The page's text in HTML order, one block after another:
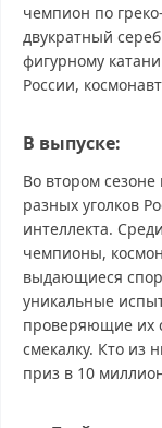
чемпион по
двукратный
фигурному
России,
В выпуске:
Во втором
разных уголков
интеллекта.
чемпионы,
выдающиеся
уникальные
проверяющие их
смекалку. Кто из
приз в 10